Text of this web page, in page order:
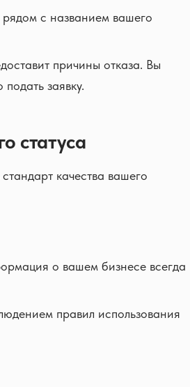
рядом с названием вашего
причины отказа. Вы
заявку.
статуса
качества вашего
о вашем бизнесе всегда
правил использования